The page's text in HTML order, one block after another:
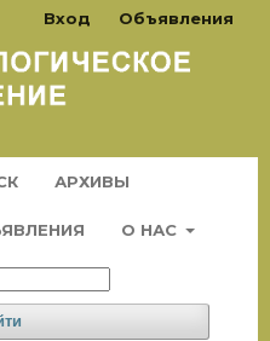
АРХИВЫ
О НАС
Вход Объявления